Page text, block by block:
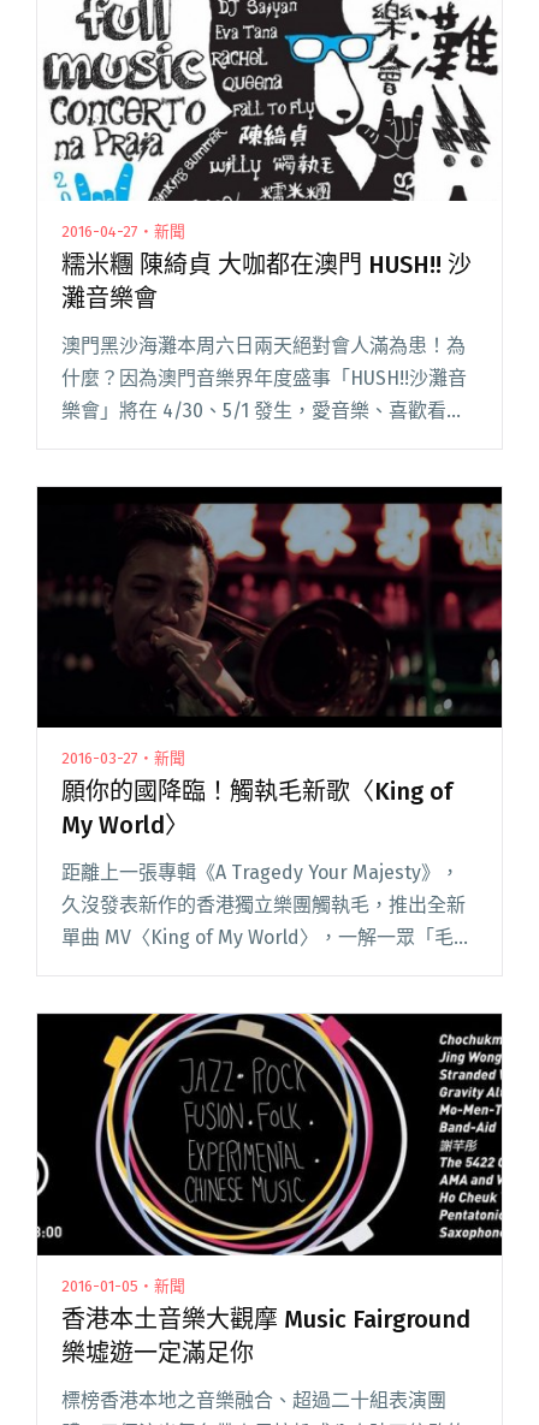
flutter WEEKEND"
2016-04-27・新聞
糯米糰 陳綺貞 大咖都在澳門 HUSH!! 沙
灘音樂會
澳門黑沙海灘本周六日兩天絕對會人滿為患！為
什麼？因為澳門音樂界年度盛事「HUSH!!沙灘音
樂會」將在 4/30、5/1 發生，愛音樂、喜歡看表
演的香港朋友們當然說什麼也要衝一下啦！ 為什
人有份，不怕閱讀全文 "糯米糰 陳綺貞 大咖都在
澳門 HUSH!! 沙灘音樂會"
2016-03-27・新聞
願你的國降臨！觸執毛新歌〈King of
My World〉
距離上一張專輯《A Tragedy Your Majesty》，
久沒發表新作的香港獨立樂團觸執毛，推出全新
單曲 MV〈King of My World〉，一解一眾「毛
迷」的相思之苦。 觸執毛的歷史，絕對可以說是
臨！觸執毛新歌〈King of My World〉"
2016-01-05・新聞
香港本土音樂大觀摩 Music Fairground
樂墟遊一定滿足你
標榜香港本地之音樂融合、超過二十組表演團